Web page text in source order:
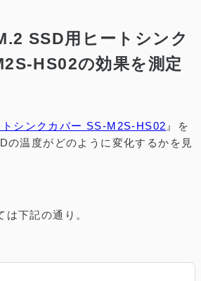
SSD用ヒートシンク
HS02の効果を測定
シンクカバー SS-M2S-HS02』を
の温度がどのように変化するかを見
下記の通り。